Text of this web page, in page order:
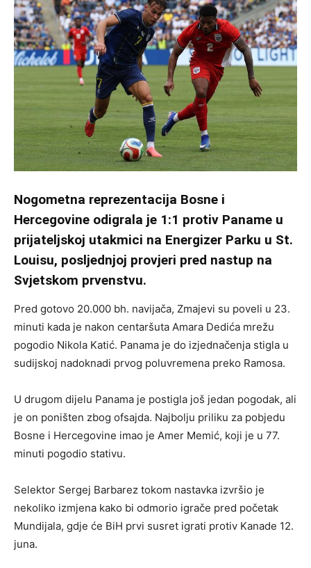
Nogometna reprezentacija Bosne i
Hercegovine odigrala je 1:1 protiv Paname u
prijateljskoj utakmici na Energizer Parku u St.
Louisu, posljednjoj provjeri pred nastup na
Svjetskom prvenstvu.
Pred gotovo 20.000 bh. navijača, Zmajevi su poveli u 23.
minuti kada je nakon centaršuta Amara Dedića mrežu
pogodio Nikola Katić. Panama je do izjednačenja stigla u
sudijskoj nadoknadi prvog poluvremena preko Ramosa.
U drugom dijelu Panama je postigla još jedan pogodak, ali
je on poništen zbog ofsajda. Najbolju priliku za pobjedu
Bosne i Hercegovine imao je Amer Memić, koji je u 77.
minuti pogodio stativu.
Selektor Sergej Barbarez tokom nastavka izvršio je
nekoliko izmjena kako bi odmorio igrače pred početak
Mundijala, gdje će BiH prvi susret igrati protiv Kanade 12.
juna.